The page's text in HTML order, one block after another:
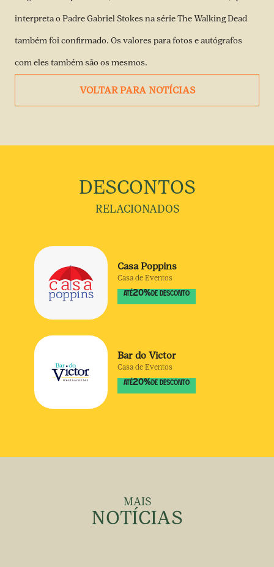
interpreta o Padre Gabriel Stokes na série The Walking Dead
também foi confirmado. Os valores para fotos e autógrafos
com eles também são os mesmos.
VOLTAR PARA NOTÍCIAS
DESCONTOS
RELACIONADOS
Casa Poppins
Casa de Eventos
ATÉ20% DE DESCONTO
Bar do Victor
Casa de Eventos
ATÉ20% DE DESCONTO
MAIS
NOTÍCIAS